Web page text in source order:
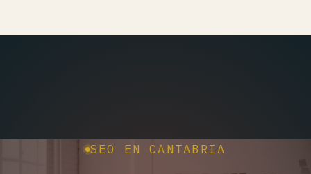
SEO EN CANTABRIA